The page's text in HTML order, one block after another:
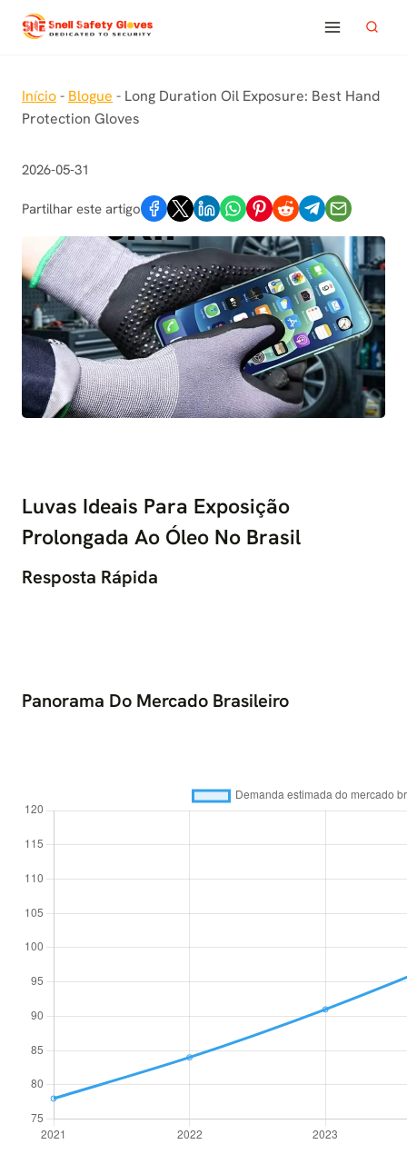
Início- Blogue - Long Duration Oil Exposure: Best Hand
Protection Gloves
2026-05-31
Partilhar este artigo
Luvas Ideais Para Exposição
Prolongada Ao Óleo No Brasil
Resposta Rápida
Panorama Do Mercado Brasileiro